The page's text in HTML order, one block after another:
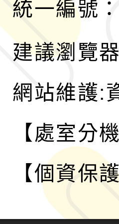
統一編號
建議瀏覽
網站維護:
【處室分
【個資保